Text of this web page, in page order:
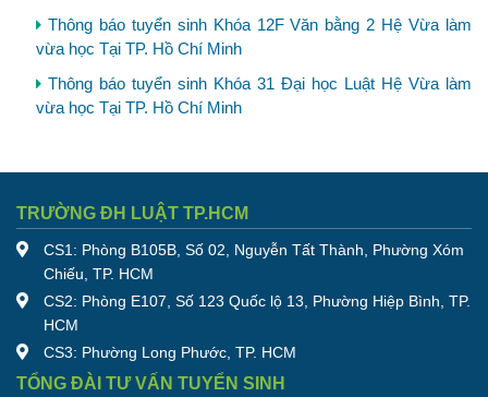
Thông báo tuyển sinh Khóa 12F Văn bằng 2 Hệ Vừa làm
vừa học Tại TP. Hồ Chí Minh
Thông báo tuyển sinh Khóa 31 Đại học Luật Hệ Vừa làm
vừa học Tại TP. Hồ Chí Minh
TRƯỜNG ĐH LUẬT TP.HCM
CS1: Phòng B105B, Số 02, Nguyễn Tất Thành, Phường Xóm
Chiếu, TP. HCM
CS2: Phòng E107, Số 123 Quốc lộ 13, Phường Hiệp Bình, TP.
HCM
CS3: Phường Long Phước, TP. HCM
TỔNG ĐÀI TƯ VẤN TUYỂN SINH